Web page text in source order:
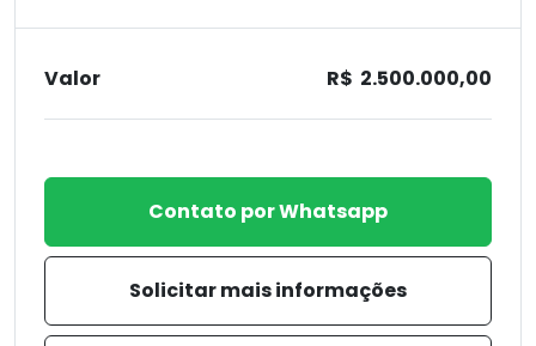
Valor R$ 2.500.000,00
Contato por Whatsapp
Solicitar mais informações